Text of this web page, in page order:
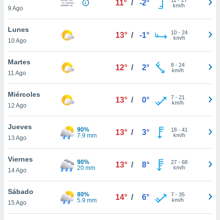
más
nuestra
y
de
disponible
cookies
aceptar
9 Ago
11° / -2°
km/h
Lunes
10 Ago
13° / -1° 10- 24
km/h
Martes
11 Ago
12° / 2° 8- 24
km/h
Miércoles
12 Ago
13° / 0° 7- 21
km/h
Jueves
13 Ago
90%
7.9 mm
13° / 3° 18- 41
km/h
Viernes
14 Ago
90%
20 mm
13° / 8° 27- 68
km/h
Sábado
15 Ago
80%
5.9 mm
14° / 6° 7- 35
km/h